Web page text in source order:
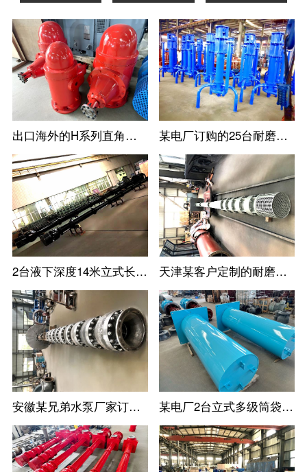
出口海外的H系列直角齿轮箱 某电厂订购的25台耐磨立式防淤多吸头排污水泵
2台液下深度14米立式长轴泵--长沙某水泵厂家定制 天津某客户定制的耐磨耐腐蚀立式长轴泵
安徽某兄弟水泵厂家订购的高扬程立式长轴泵 某电厂2台立式多级筒袋式凝结水泵(小机凝结水泵)